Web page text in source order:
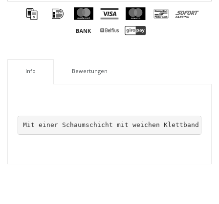
Info Bewertungen
Mit einer Schaumschicht mit weichen Klettband ,